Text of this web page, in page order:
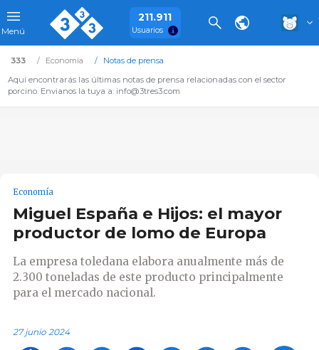
Menú
211.911
Usuarios
333 Economía
Notas de prensa
Aquí encontrarás las últimas notas de prensa relacionadas con el sector
porcino. Envianos la tuya a: info@3tres3.com
Economía
Miguel España e Hijos: el mayor
productor de lomo de Europa
La empresa toledana elabora anualmente más de
2.300 toneladas de este producto principalmente
para el mercado nacional.
27 junio 2024